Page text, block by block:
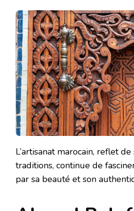
L’artisanat marocain, reflet
traditions, continue de
par sa beauté et son